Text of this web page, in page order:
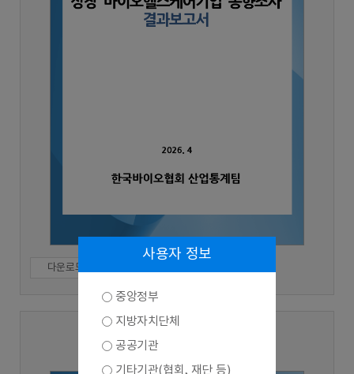
다운로드
2025년 3분기
사용자 정보
중앙정부
지방자치단체
공공기관
기타기관(협회, 재단 등)